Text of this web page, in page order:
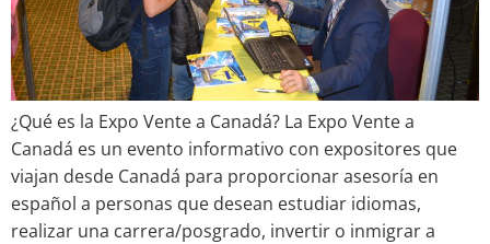
¿Qué es la Expo Vente a Canadá? La Expo Vente a
Canadá es un evento informativo con expositores que
viajan desde Canadá para proporcionar asesoría en
español a personas que desean estudiar idiomas,
realizar una carrera/posgrado, invertir o inmigrar a